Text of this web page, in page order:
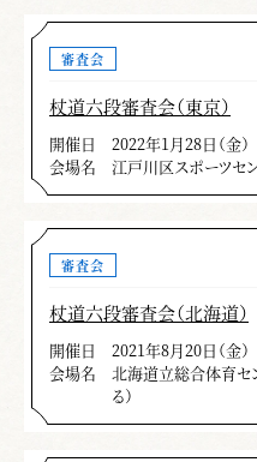
審査会
杖道六段審査会（東京）
開催日
2022年1月28日（金）
会場名
江戸川区スポーツセ
審査会
杖道六段審査会（北海道）
開催日
2021年8月20日（金）
会場名
北海道立総合体育セ
る）